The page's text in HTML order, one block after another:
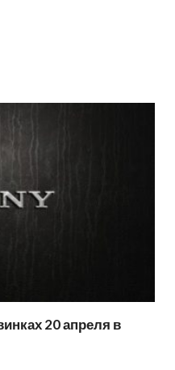
20 апреля в